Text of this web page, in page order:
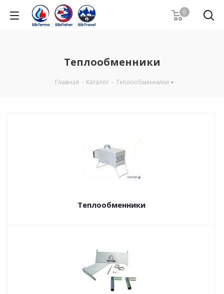
0
Теплообменники
Главная - Каталог - Теплообменники
Теплообменники